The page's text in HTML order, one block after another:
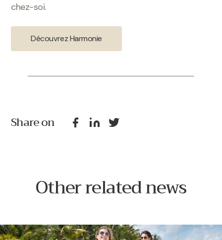
chez-soi.
Découvrez Harmonie
Share on
Other related news